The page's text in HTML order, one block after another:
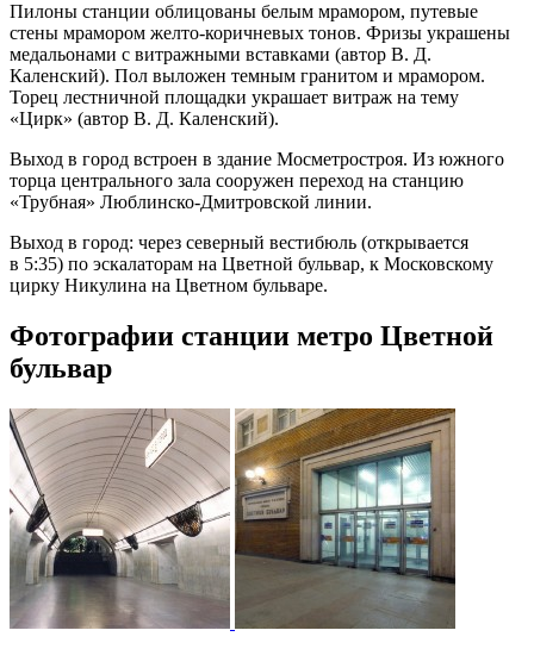
Пилоны станции облицованы белым мрамором, путевые
стены мрамором желто-коричневых тонов. Фризы украшены
медальонами с витражными вставками (автор В. Д.
Каленский). Пол выложен темным гранитом и мрамором.
Торец лестничной площадки украшает витраж на тему
«Цирк» (автор В. Д. Каленский).
Выход в город встроен в здание Мосметростроя. Из южного
торца центрального зала сооружен переход на станцию
«Трубная» Люблинско-Дмитровской линии.
Выход в город: через северный вестибюль (открывается
в 5:35) по эскалаторам на Цветной бульвар, к Московскому
цирку Никулина на Цветном бульваре.
Фотографии станции метро Цветной
бульвар